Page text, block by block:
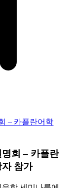
회 – 카플란
참가